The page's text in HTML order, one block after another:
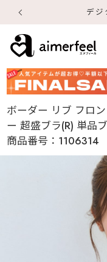
デジ
ボーダー リブ フロ
ー 超盛ブラ(R) 単品
商品番号： 1106314